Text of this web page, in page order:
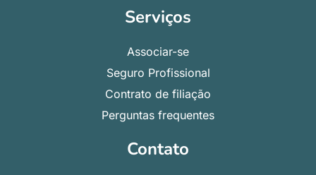
Serviços
Associar-se
Seguro Profissional
Contrato de filiação
Perguntas frequentes
Contato